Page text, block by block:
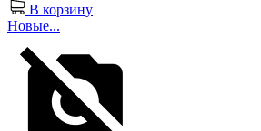
В корзину
Новые...